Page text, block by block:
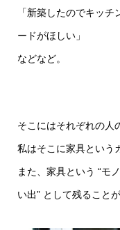
「新築したのでキッ
ードがほしい」
などなど。
そこにはそれぞれの人
私はそこに家具という
また、家具という “モ
い出” として残ること